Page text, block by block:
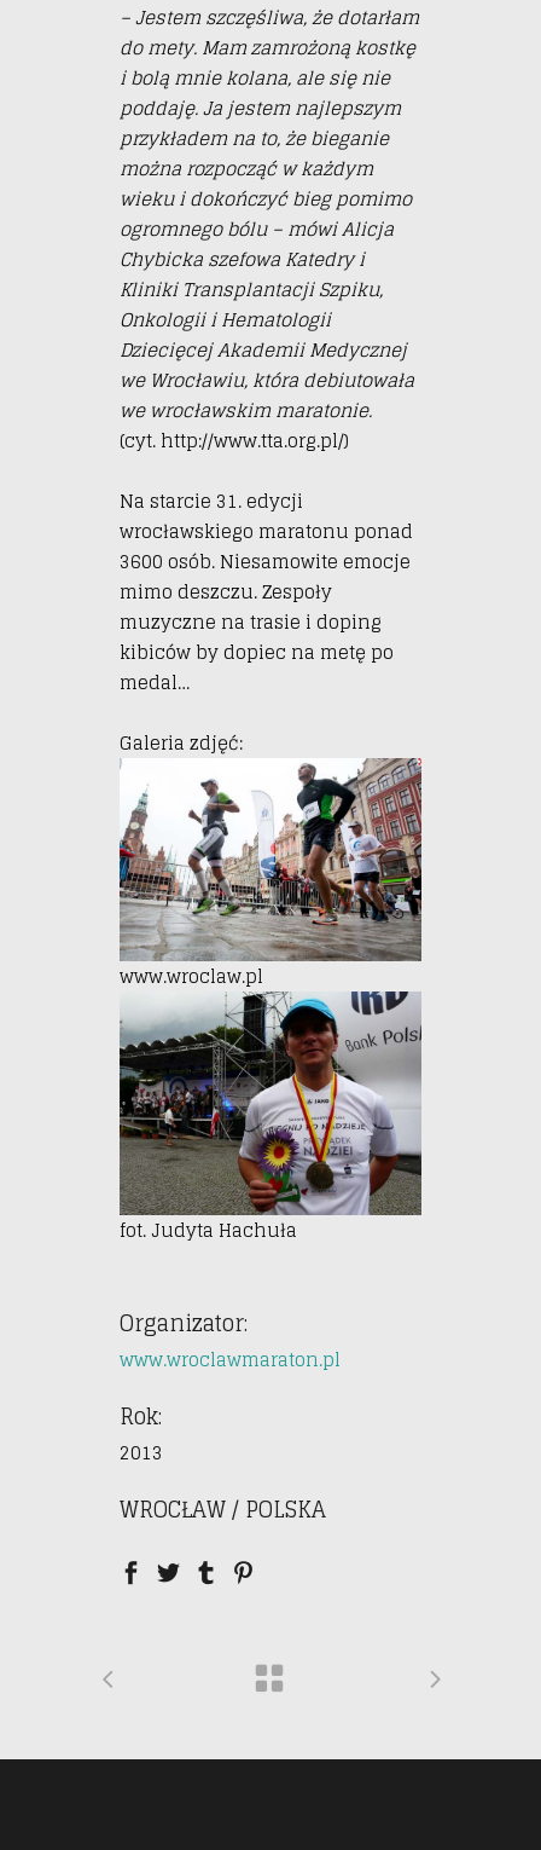
– Jestem szczęśliwa, że dotarłam
do mety. Mam zamrożoną kostkę
i bolą mnie kolana, ale się nie
poddaję. Ja jestem najlepszym
przykładem na to, że bieganie
można rozpocząć w każdym
wieku i dokończyć bieg pomimo
ogromnego bólu – mówi Alicja
Chybicka szefowa Katedry i
Kliniki Transplantacji Szpiku,
Onkologii i Hematologii
Dziecięcej Akademii Medycznej
we Wrocławiu, która debiutowała
we wrocławskim maratonie.
(cyt. http://www.tta.org.pl/)
Na starcie 31. edycji
wrocławskiego maratonu ponad
3600 osób. Niesamowite emocje
mimo deszczu. Zespoły
muzyczne na trasie i doping
kibiców by dopiec na metę po
medal…
Galeria zdjęć:
www.wroclaw.pl
fot. Judyta Hachuła
Organizator:
www.wroclawmaraton.pl
Rok:
2013
WROCŁAW / POLSKA